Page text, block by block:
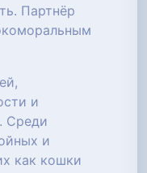
Партнёр
и
Среди
и
как кошки